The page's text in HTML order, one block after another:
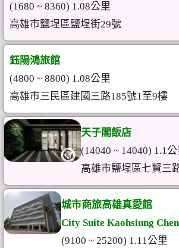
(1680 ~ 8360) 1.08公里
高雄市鹽埕區鹽埕街29號
鈺陽鴻旅館
(4800 ~ 8800) 1.08公里
高雄市三民區建國三路185號1至9樓
天子閣飯店
(14040 ~ 14040) 1.1
高雄市鹽埕區七賢三
城市商旅高雄真愛館
City Suite Kaohsiung
(9100 ~ 25200) 1.11公里